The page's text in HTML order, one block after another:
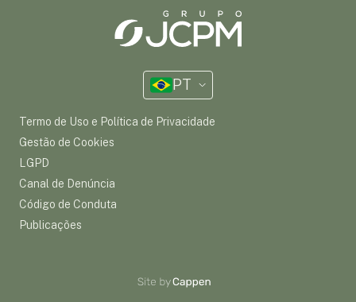
PT
Termo de Uso e Política de Privacidade
Gestão de Cookies
LGPD
Canal de Denúncia
Código de Conduta
Publicações